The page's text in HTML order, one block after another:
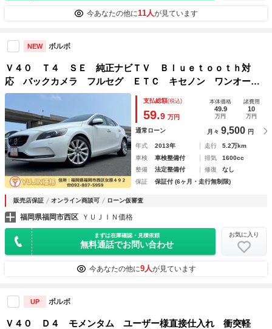
今あなたの他に11人が見ています
NEW ボルボ
Ｖ４０ Ｔ４ ＳＥ 純正ナビＴＶ Ｂｌｕｅｔｏｏｔｈ対
応 バックカメラ フルセグ ＥＴＣ キセノン ワンオーナ
ー スマートキー 禁煙車 シートヒーター 衝突軽減 ウィ
ンカーミラー 保証書 取説 純正ＡＷ パワーシート
支払総額(税込)
59.9 万円
本体価格
49.9
万円
諸費用
10
万円
通常ローン 月々 9,500 円
年式 2013年 走行
5.2万km
車検
車検整備付 排気
1600cc
整備
法定整備付 修復
なし
保証
保証付 (6ヶ月・走行無制限)
販売店保証 オンライン商談可 ローン仮審査
福岡県福岡市西区 ＹＵＪＩＮ価格
まずは在庫確認・見積依頼
無料通話でお問い合わせ
お気に入り
今あなたの他に9人が見ています
UP ボルボ
Ｖ４０ Ｄ４ モメンタム ユーザー様直接仕入れ 衝突軽